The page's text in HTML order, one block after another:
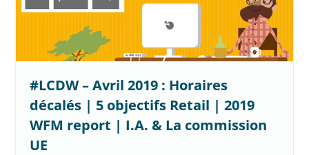
#LCDW – Avril 2019 : Horaires
décalés | 5 objectifs Retail | 2019
WFM report | I.A. & La commission
UE